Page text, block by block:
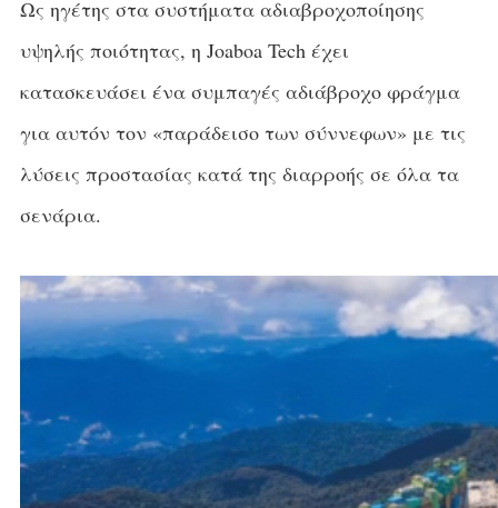
Ως ηγέτης στα συστήματα αδιαβροχοποίησης
υψηλής ποιότητας, η Joaboa Tech έχει
κατασκευάσει ένα συμπαγές αδιάβροχο φράγμα
για αυτόν τον «παράδεισο των σύννεφων» με τις
λύσεις προστασίας κατά της διαρροής σε όλα τα
σενάρια.